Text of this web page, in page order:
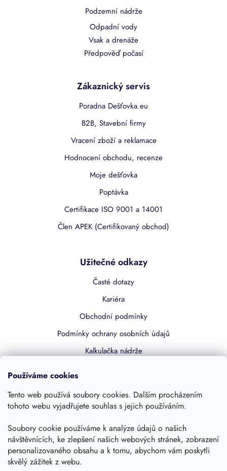
Používáme cookies
Tento web používá soubory cookies. Dalším procházením
tohoto webu vyjadřujete souhlas s jejich používáním.
Soubory cookie používáme k analýze údajů o našich
návštěvnících, ke zlepšení našich webových stránek, zobrazení
personalizovaného obsahu a k tomu, abychom vám poskytli
skvělý zážitek z webu.
Podzemní nádrže
Odpadní vody
Vsak a drenáže
Předpověď počasí
Zákaznický servis
Poradna Dešťovka.eu
B2B, Stavební firmy
Vracení zboží a reklamace
Hodnocení obchodu, recenze
Moje dešťovka
Poptávka
Certifikace ISO 9001 a 14001
Člen APEK (Certifikovaný obchod)
Užitečné odkazy
Časté dotazy
Kariéra
Obchodní podmínky
Podmínky ochrany osobních údajů
Kalkulačka nádrže
Kontakty
Sledujte nás